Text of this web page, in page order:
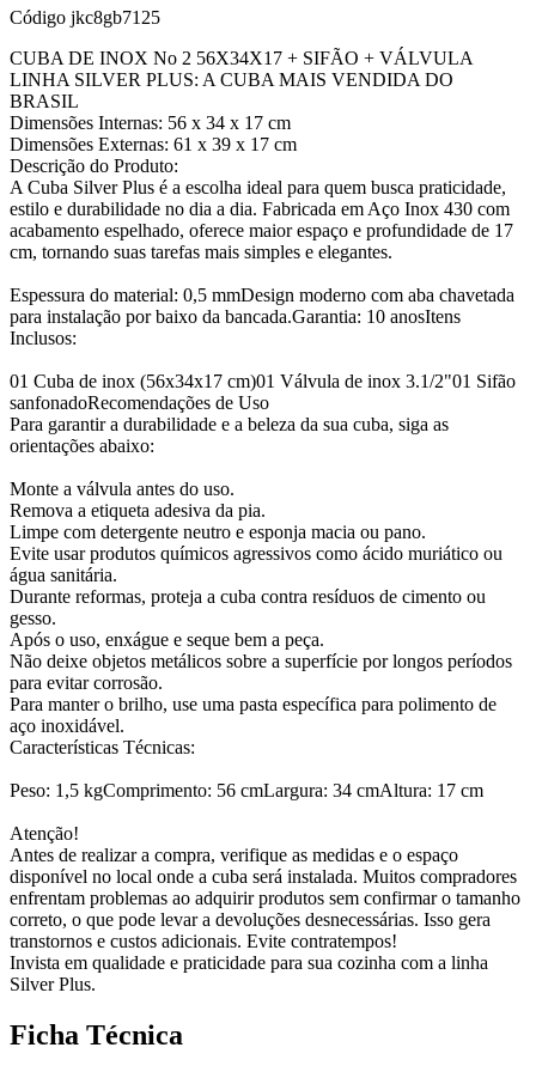
Código jkc8gb7125
CUBA DE INOX No 2 56X34X17 + SIFÃO + VÁLVULA
LINHA SILVER PLUS: A CUBA MAIS VENDIDA DO
BRASIL
Dimensões Internas: 56 x 34 x 17 cm
Dimensões Externas: 61 x 39 x 17 cm
Descrição do Produto:
A Cuba Silver Plus é a escolha ideal para quem busca praticidade,
estilo e durabilidade no dia a dia. Fabricada em Aço Inox 430 com
acabamento espelhado, oferece maior espaço e profundidade de 17
cm, tornando suas tarefas mais simples e elegantes.
Espessura do material: 0,5 mmDesign moderno com aba chavetada
para instalação por baixo da bancada.Garantia: 10 anosItens
Inclusos:
01 Cuba de inox (56x34x17 cm)01 Válvula de inox 3.1/2"01 Sifão
sanfonadoRecomendações de Uso
Para garantir a durabilidade e a beleza da sua cuba, siga as
orientações abaixo:
Monte a válvula antes do uso.
Remova a etiqueta adesiva da pia.
Limpe com detergente neutro e esponja macia ou pano.
Evite usar produtos químicos agressivos como ácido muriático ou
água sanitária.
Durante reformas, proteja a cuba contra resíduos de cimento ou
gesso.
Após o uso, enxágue e seque bem a peça.
Não deixe objetos metálicos sobre a superfície por longos períodos
para evitar corrosão.
Para manter o brilho, use uma pasta específica para polimento de
aço inoxidável.
Características Técnicas:
Peso: 1,5 kgComprimento: 56 cmLargura: 34 cmAltura: 17 cm
Atenção!
Antes de realizar a compra, verifique as medidas e o espaço
disponível no local onde a cuba será instalada. Muitos compradores
enfrentam problemas ao adquirir produtos sem confirmar o tamanho
correto, o que pode levar a devoluções desnecessárias. Isso gera
transtornos e custos adicionais. Evite contratempos!
Invista em qualidade e praticidade para sua cozinha com a linha
Silver Plus.
Ficha Técnica